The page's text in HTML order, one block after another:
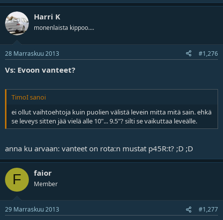
Harri K
monenlaista kippoo....
28 Marraskuu 2013 #1,276
Vs: Evoon vanteet?
TimoI sanoi
ei ollut vaihtoehtoja kuin puolien välistä levein mitta mitä sain. ehkä
se leveys sitten jää vielä alle 10"... 9.5"? silti se vaikuttaa leveälle.
anna ku arvaan: vanteet on rota:n mustat p45R:t? ;D ;D
F faior
Member
29 Marraskuu 2013 #1,277